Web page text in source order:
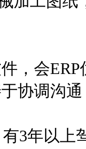
，会
协调沟
有3年以